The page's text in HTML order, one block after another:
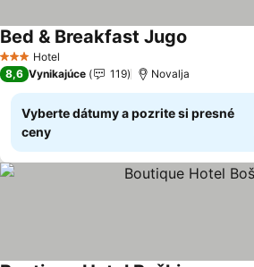
3 Počet hviezdičiek
Hotel
Bed & Breakfast Jugo
8,6 Vynikajúce 119 Novalja
Vyberte dátumy a pozrite si presné
ceny